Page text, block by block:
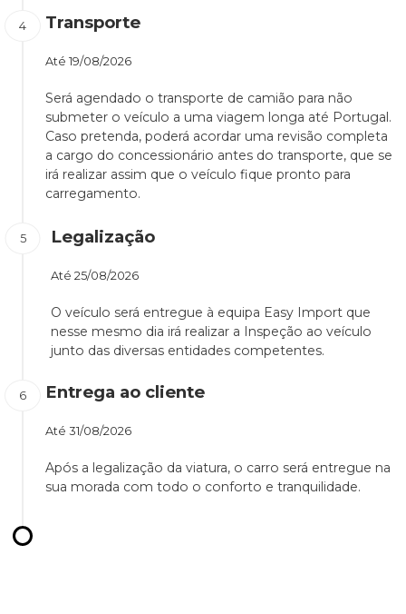
Transporte
Até 19/08/2026
Será agendado o transporte de camião para não
submeter o veículo a uma viagem longa até Portugal.
Caso pretenda, poderá acordar uma revisão completa
a cargo do concessionário antes do transporte, que se
irá realizar assim que o veículo fique pronto para
carregamento.
Legalização
Até 25/08/2026
O veículo será entregue à equipa Easy Import que
nesse mesmo dia irá realizar a Inspeção ao veículo
junto das diversas entidades competentes.
Entrega ao cliente
Até 31/08/2026
Após a legalização da viatura, o carro será entregue na
sua morada com todo o conforto e tranquilidade.